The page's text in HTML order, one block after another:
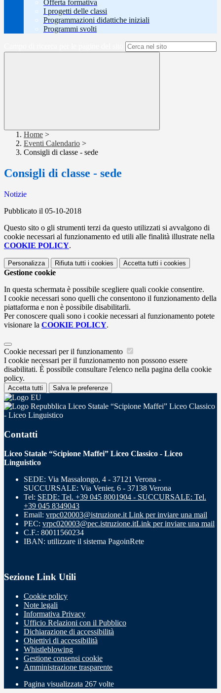
Offerta formativa
I progetti delle classi
Programmazioni didattiche iniziali
Programmi svolti
Home >
Eventi Calendario >
Consigli di classe - sede
Consigli di classe - sede
Notizie
Pubblicato il 05-10-2018
Questo sito o gli strumenti terzi da questo utilizzati si avvalgono di
cookie necessari al funzionamento ed utili alle finalità illustrate nella
COOKIE POLICY.
Personalizza Rifiuta tutti i cookies Accetta tutti i cookies
Gestione cookie
In questa schermata è possibile scegliere quali cookie consentire.
I cookie necessari sono quelli che consentono il funzionamento della
piattaforma e non è possibile disabilitarli.
Per conoscere quali sono i cookie necessari al funzionamento potete
visionare la COOKIE POLICY.
Cookie necessari per il funzionamento
I cookie necessari per il funzionamento non possono essere
disabilitati. È possibile consultare l'elenco nella pagina della cookie
policy.
Accetta tutti Salva le preferenze
Liceo Statale “Scipione Maffei” Liceo Classico
- Liceo Linguistico
Contatti
Liceo Statale “Scipione Maffei” Liceo Classico - Liceo
Linguistico
SEDE: Via Massalongo, 4 - 37121 Verona -
SUCCURSALE: Via Venier, 6 - 37138 Verona
Tel: SEDE: Tel. +39 045 8001904 - SUCCURSALE: Tel.
+39 045 8349043
Email: vrpc020003@istruzione.it Link per inviare una mail
PEC: vrpc020003@pec.istruzione.itLink per inviare una mail
C.F.: 80011560234
IBAN: utilizzare il sistema PagoinRete
Sezione Link Utili
Cookie policy
Note legali
Informativa Privacy
Ufficio Relazioni con il Pubblico
Dichiarazione di accessibilità
Obiettivi di accessibilità
Whistleblowing
Gestione consensi cookie
Amministrazione trasparente
Pagina visualizzata 267 volte